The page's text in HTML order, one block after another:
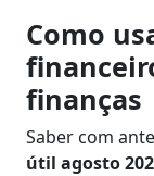
Como
finanças
Saber com
útil agosto